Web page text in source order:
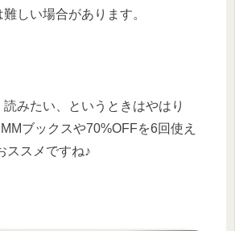
しい場合があります。
みたい、というときはやはり
ブックスや70%OFFを6回使え
ススメですね♪